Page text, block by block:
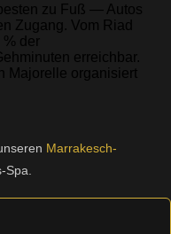
zu Fuß — Autos
Zugang. Vom Riad
% der
erreichbar.
Majorelle organisiert
Marrakesch-
Spa.